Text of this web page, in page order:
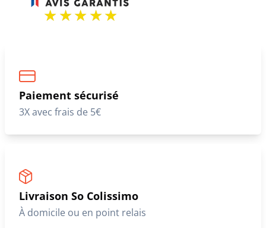
Paiement sécurisé
3X avec frais de 5€
Livraison So Colissimo
À domicile ou en point relais